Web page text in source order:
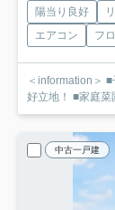
陽当り良好
エアコン
フ
＜information＞
好立地！ ■家庭菜
中古一戸建